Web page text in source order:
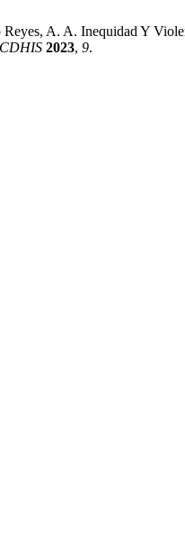
A. A. Inequidad Y
CDHIS 2023, 9.